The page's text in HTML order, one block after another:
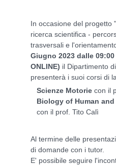
In occasione del progetto
ricerca scientifica -
trasversali e
Giugno 2023 dalle 09:00
ONLINE) il Dipartimento
presenterà i suoi corsi di
Scienze Motorie con il
Biology of Human
con il prof. Tito Calì
Al termine delle
di domande con i tutor.
E' possibile seguire